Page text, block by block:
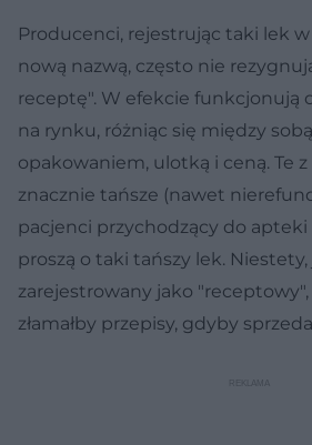
Producenci, rejestrując taki lek
nową nazwą, często nie
receptę". W efekcie funkcjonują
na rynku, różniąc się między
opakowaniem, ulotką i ceną. Te
znacznie tańsze (nawet
pacjenci przychodzący do
proszą o taki tańszy lek.
zarejestrowany jako
złamałby przepisy, gdyby